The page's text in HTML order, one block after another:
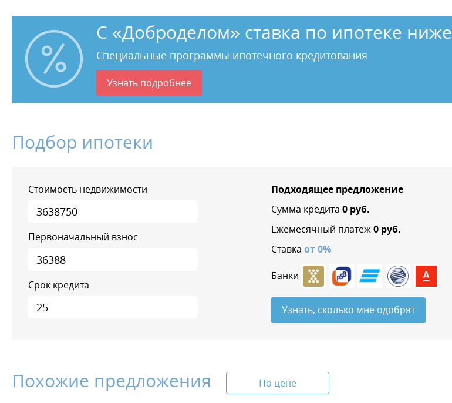
С «Доброделом» ставка по ипотеке ниже
Специальные программы ипотечного кредитования
Узнать подробнее
Подбор ипотеки
Стоимость недвижимости
Первоначальный взнос
Срок кредита
Подходящее предложение
Сумма кредита 0 руб.
Ежемесячный платеж 0 руб.
Ставка от0%
Банки
Узнать, сколько мне одобрят
Похожие предложения По цене